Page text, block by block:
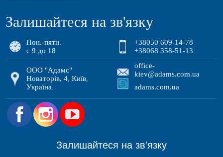
Залишайтеся на зв'язку
Пон.-пятн.
с 9 до 18
+38050 609-14-78
+38068 358-51-13
ООО "Адамс"
Новаторів, 4 ,Київ
Україна
office-
kiev@adams.com.ua
adams.com.ua
.
Залишайтеся на зв'язку